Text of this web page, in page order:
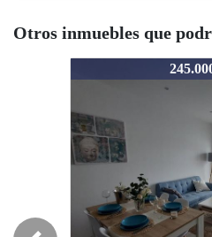
Otros inmuebles que
245.000 €
3328